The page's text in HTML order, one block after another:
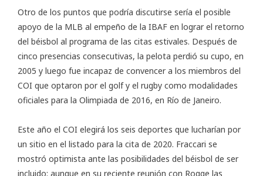
Otro de los puntos que podría discutirse sería el posible
apoyo de la MLB al empeño de la IBAF en lograr el retorno
del béisbol al programa de las citas estivales. Después de
cinco presencias consecutivas, la pelota perdió su cupo, en
2005 y luego fue incapaz de convencer a los miembros del
COI que optaron por el golf y el rugby como modalidades
oficiales para la Olimpiada de 2016, en Río de Janeiro.
Este año el COI elegirá los seis deportes que lucharían por
un sitio en el listado para la cita de 2020. Fraccari se
mostró optimista ante las posibilidades del béisbol de ser
incluido; aunque en su reciente reunión con Rogge las